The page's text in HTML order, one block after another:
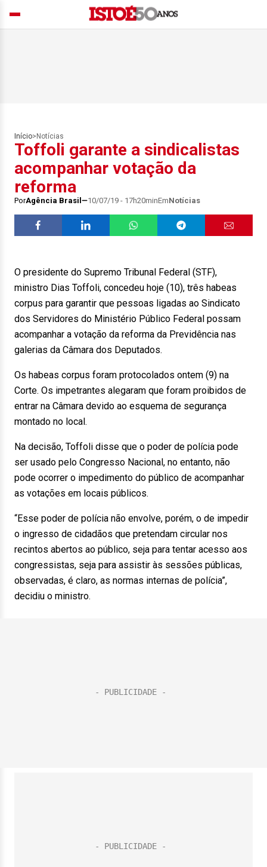
Início> Notícias
Toffoli garante a sindicalistas
acompanhar votação da
reforma
PorAgência Brasil 10/07/19 - 17h20minEmNotícias
O presidente do Supremo Tribunal Federal (STF),
ministro Dias Toffoli, concedeu hoje (10), três habeas
corpus para garantir que pessoas ligadas ao Sindicato
dos Servidores do Ministério Público Federal possam
acompanhar a votação da reforma da Previdência nas
galerias da Câmara dos Deputados.
Os habeas corpus foram protocolados ontem (9) na
Corte. Os impetrantes alegaram que foram proibidos de
entrar na Câmara devido ao esquema de segurança
montado no local.
Na decisão, Toffoli disse que o poder de polícia pode
ser usado pelo Congresso Nacional, no entanto, não
pode ocorrer o impedimento do público de acompanhar
as votações em locais públicos.
“Esse poder de polícia não envolve, porém, o de impedir
o ingresso de cidadãos que pretendam circular nos
recintos abertos ao público, seja para tentar acesso aos
congressistas, seja para assistir às sessões públicas,
observadas, é claro, as normas internas de polícia”,
decidiu o ministro.